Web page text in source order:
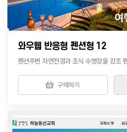
와우웹 반응형 펜션형 12
펜션주변 자연전경과 조식 수영장을 강조
구매하기